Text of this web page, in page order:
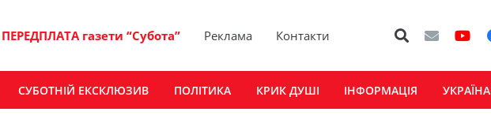
ПЕРЕДПЛАТА газети “Субота” Реклама Контакти
СУБОТНІЙ ЕКСКЛЮЗИВ ПОЛІТИКА КРИК ДУШІ ІНФОРМАЦІЯ УКРАЇНА